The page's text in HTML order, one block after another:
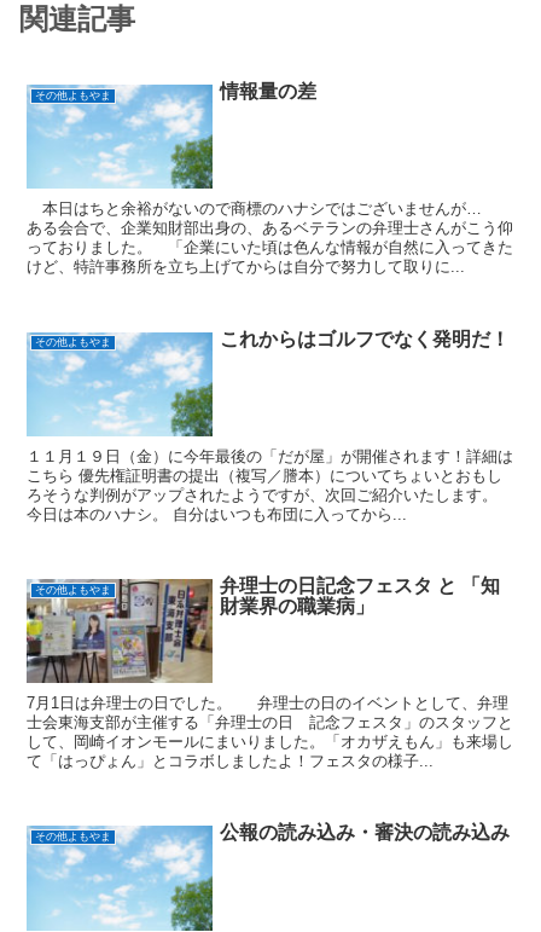
関連記事
その他よもやま 情報量の差
本日はちと余裕がないので商標のハナシではございませんが…
ある会合で、企業知財部出身の、あるベテランの弁理士さんがこう仰
っておりました。 「企業にいた頃は色んな情報が自然に入ってきた
けど、特許事務所を立ち上げてからは自分で努力して取りに...
その他よもやま これからはゴルフでなく発明だ！
１１月１９日（金）に今年最後の「だが屋」が開催されます！詳細は
こちら 優先権証明書の提出（複写／謄本）についてちょいとおもし
ろそうな判例がアップされたようですが、次回ご紹介いたします。
今日は本のハナシ。 自分はいつも布団に入ってから...
その他よもやま
弁理士の日記念フェスタ と 「知
財業界の職業病」
7月1日は弁理士の日でした。 弁理士の日のイベントとして、弁理
士会東海支部が主催する「弁理士の日 記念フェスタ」のスタッフと
して、岡崎イオンモールにまいりました。「オカザえもん」も来場し
て「はっぴょん」とコラボしましたよ！フェスタの様子...
その他よもやま 公報の読み込み・審決の読み込み